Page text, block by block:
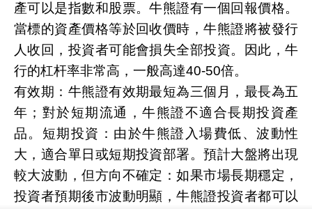
產可以是指數和股票。牛熊證有一個回報價格。
當標的資產價格等於回收價時，牛熊證將被發行
人收回，投資者可能會損失全部投資。因此，牛
行的杠杆率非常高，一般高達40-50倍。
有效期：牛熊證有效期最短為三個月，最長為五
年；對於短期流通，牛熊證不適合長期投資產
品。短期投資：由於牛熊證入場費低、波動性
大，適合單日或短期投資部署。預計大盤將出現
較大波動，但方向不確定：如果市場長期穩定，
投資者預期後市波動明顯，牛熊證投資者都可以